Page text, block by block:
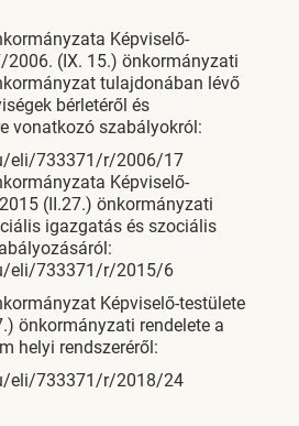
Képviselő-
2006. (IX. 15.) önkormányzati
tulajdonában lévő
bérletéről és
vonatkozó szabályokról:
eli/733371/r/2006/17
Képviselő-
(II.27.) önkormányzati
igazgatás és szociális
eli/733371/r/2015/6
Képviselő-testülete
önkormányzati rendelete a
helyi rendszeréről:
eli/733371/r/2018/24